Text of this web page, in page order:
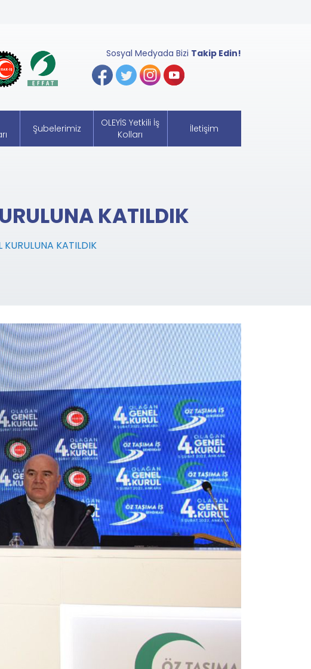
Sosyal Medyada Bizi Takip Edin!
Şubelerimiz
OLEYİS Yetkili İş
Kolları
İletişim
KATILDIK
KURULUNA KATILDIK